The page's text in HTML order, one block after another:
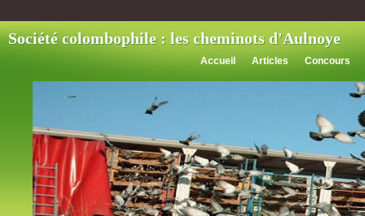
Société colombophile : les cheminots d'Aulnoye
Accueil Articles Concours